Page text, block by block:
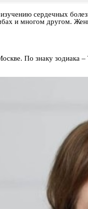
сердечных
и многом другом.
По знаку